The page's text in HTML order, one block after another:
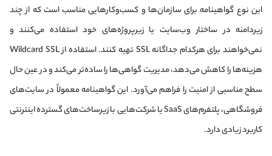
این نوع گواهینامه برای سازمان‌ها و کسب‌وکارهایی مناسب است که از چند
زیردامنه در ساختار وب‌سایت یا زیرپروژه‌های خود استفاده می‌کنند و
نمی‌خواهند برای هرکدام جداگانه SSL تهیه کنند. استفاده از Wildcard SSL
هزینه‌ها را کاهش می‌دهد، مدیریت گواهی‌ها را ساده‌تر می‌کند و در عین حال
سطح مناسبی از امنیت را فراهم می‌آورد. این گواهینامه معمولاً در سایت‌های
فروشگاهی، پلتفرم‌های SaaS یا شرکت‌هایی با زیرساخت‌های گسترده اینترنتی
کاربرد زیادی دارد.